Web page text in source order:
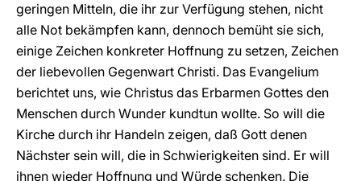
geringen Mitteln, die ihr zur Verfügung stehen, nicht
alle Not bekämpfen kann, dennoch bemüht sie sich,
einige Zeichen konkreter Hoffnung zu setzen, Zeichen
der liebevollen Gegenwart Christi. Das Evangelium
berichtet uns, wie Christus das Erbarmen Gottes den
Menschen durch Wunder kundtun wollte. So will die
Kirche durch ihr Handeln zeigen, daß Gott denen
Nächster sein will, die in Schwierigkeiten sind. Er will
ihnen wieder Hoffnung und Würde schenken. Die